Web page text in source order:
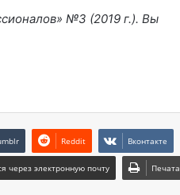
№3 (2019 г.). Вы
Reddit Вконтакте
через электронную почту